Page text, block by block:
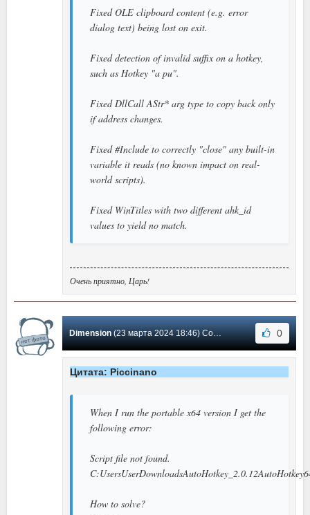
Fixed OLE clipboard content (e.g. error
dialog text) being lost on exit.
Fixed detection of invalid suffix on a hotkey,
such as Hotkey "a pu".
Fixed DllCall AStr* arg type to copy back only
if address changes.
Fixed #Include to correctly "close" any built-in
variable it reads (no known impact on real-
world scripts).
Fixed WinTitles with two different ahk_id
values to yield no match.
Очень приятно, Царь!
Dimension(23 марта 2024 18:46) Сообщение #149 0
Цитата: Piccinano
When I run the portable x64 version I get the
following error:
Script file not found.
How to solve?